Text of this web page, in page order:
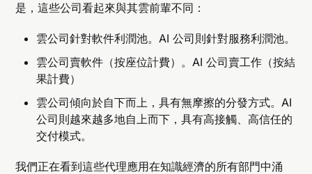
是，這些公司看起來與其雲前輩不同：
雲公司針對軟件利潤池。AI 公司則針對服務利潤池。
雲公司賣軟件（按座位計費）。AI 公司賣工作（按結
果計費）
雲公司傾向於自下而上，具有無摩擦的分發方式。AI
公司則越來越多地自上而下，具有高接觸、高信任的
交付模式。
我們正在看到這些代理應用在知識經濟的所有部門中涌